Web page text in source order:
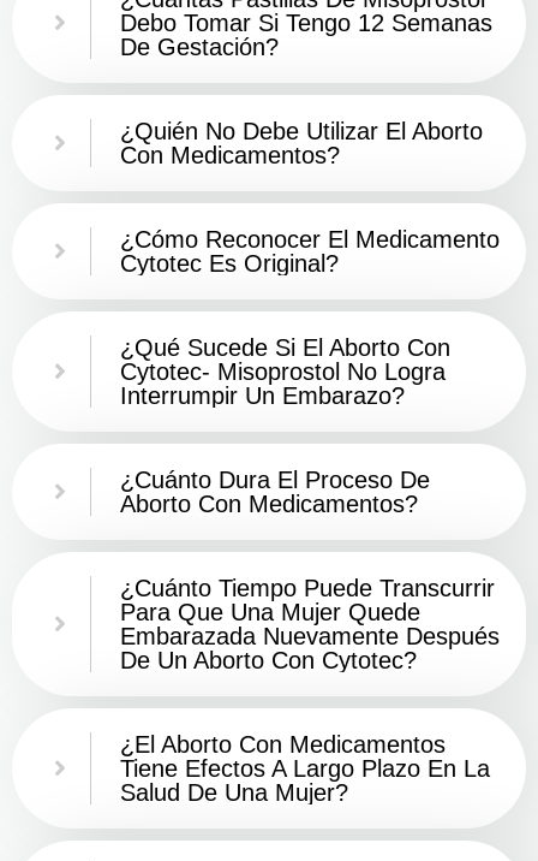
Debo Tomar Si Tengo 12 Semanas
De Gestación?
¿Quién No Debe Utilizar El Aborto
Con Medicamentos?
¿Cómo Reconocer El Medicamento
Cytotec Es Original?
¿Qué Sucede Si El Aborto Con
Cytotec- Misoprostol No Logra
Interrumpir Un Embarazo?
¿Cuánto Dura El Proceso De
Aborto Con Medicamentos?
¿Cuánto Tiempo Puede Transcurrir
Para Que Una Mujer Quede
Embarazada Nuevamente Después
De Un Aborto Con Cytotec?
¿El Aborto Con Medicamentos
Tiene Efectos A Largo Plazo En La
Salud De Una Mujer?